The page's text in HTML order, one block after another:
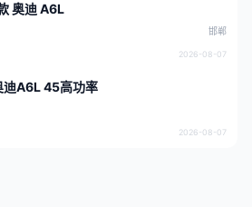
奥迪 A6L
邯郸
2026-08-07
A6L 45高功率
2026-08-07